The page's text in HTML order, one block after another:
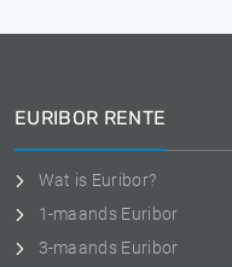
EURIBOR RENTE
Wat is Euribor?
1-maands Euribor
3-maands Euribor